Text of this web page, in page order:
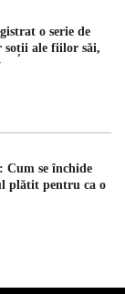
o serie de
soții ale fiilor săi,
Cum se închide
plătit pentru ca o